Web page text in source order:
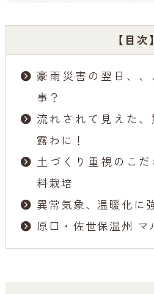
【目次】
豪雨災害の翌日、
事？
流れされて見えた
露わに！
土づくり重視のこ
料栽培
異常気象、温暖化に
原口・佐世保温州 マ